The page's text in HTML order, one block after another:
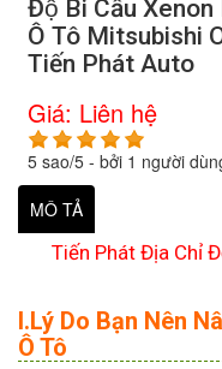
Độ Bi Cầu Xenon
Ô Tô Mitsubishi
Tiến Phát Auto
Giá: Liên hệ
5 sao/5 - bởi 1 người
MÔ TẢ
Tiến Phát Địa Chỉ
I.Lý Do Bạn Nên
Ô Tô